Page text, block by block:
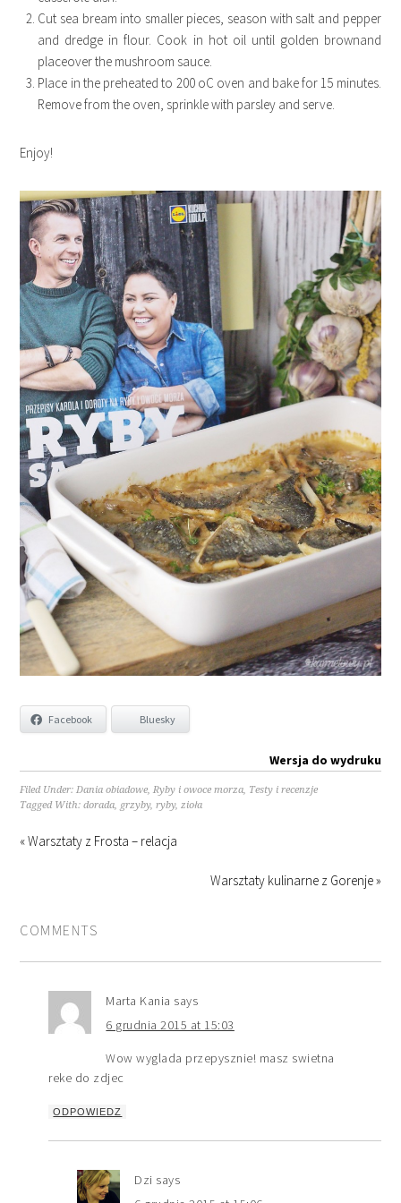
Cut sea bream into smaller pieces, season with salt and pepper
and dredge in flour. Cook in hot oil until golden brownand
placeover the mushroom sauce.
Place in the preheated to 200 oC oven and bake for 15 minutes.
Remove from the oven, sprinkle with parsley and serve.
Enjoy!
Facebook Bluesky
Wersja do wydruku
Filed Under:Dania obiadowe,Ryby i owoce morza, Testy i recenzje
Tagged With:dorada, grzyby,ryby,zioła
« Warsztaty z Frosta – relacja
Warsztaty kulinarne z Gorenje »
COMMENTS
Marta Kania says
6 grudnia 2015 at 15:03
Wow wyglada przepysznie! masz swietna
reke do zdjec
ODPOWIEDZ
Dzi says